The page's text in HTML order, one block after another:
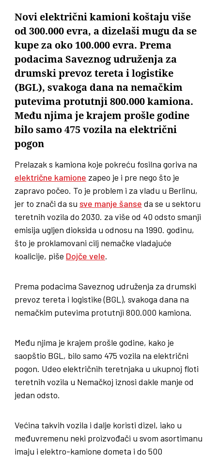
Novi električni kamioni koštaju više
od 300.000 evra, a dizelaši mugu da se
kupe za oko 100.000 evra. Prema
podacima Saveznog udruženja za
drumski prevoz tereta i logistike
(BGL), svakoga dana na nemačkim
putevima protutnji 800.000 kamiona.
Među njima je krajem prošle godine
bilo samo 475 vozila na električni
pogon
Prelazak s kamiona koje pokreću fosilna goriva na
električne kamione zapeo je i pre nego što je
zapravo počeo. To je problem i za vladu u Berlinu,
jer to znači da su sve manje šanse da se u sektoru
teretnih vozila do 2030. za više od 40 odsto smanji
emisija ugljen dioksida u odnosu na 1990. godinu,
što je proklamovani cilj nemačke vladajuće
koalicije, piše Dojče vele.
Prema podacima Saveznog udruženja za drumski
prevoz tereta i logistike (BGL), svakoga dana na
nemačkim putevima protutnji 800.000 kamiona.
Među njima je krajem prošle godine, kako je
saopštio BGL, bilo samo 475 vozila na električni
pogon. Udeo električnih teretnjaka u ukupnoj floti
teretnih vozila u Nemačkoj iznosi dakle manje od
jedan odsto.
Većina takvih vozila i dalje koristi dizel, iako u
međuvremenu neki proizvođači u svom asortimanu
imaju i elektro-kamione dometa i do 500